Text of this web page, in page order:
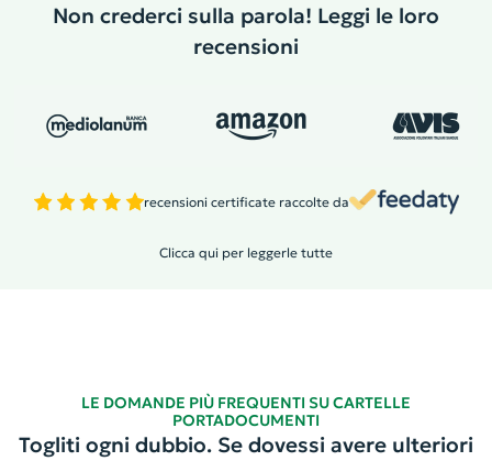
Non crederci sulla parola! Leggi le loro
recensioni
recensioni certificate raccolte da
Clicca qui per leggerle tutte
LE DOMANDE PIÙ FREQUENTI SU CARTELLE
PORTADOCUMENTI
Togliti ogni dubbio. Se dovessi avere ulteriori